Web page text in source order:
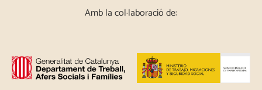
Amb la col·laboració de: